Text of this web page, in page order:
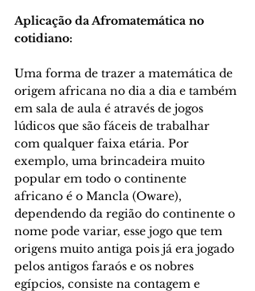
Aplicação da Afromatemática no
cotidiano:
Uma forma de trazer a matemática de
origem africana no dia a dia e também
em sala de aula é através de jogos
lúdicos que são fáceis de trabalhar
com qualquer faixa etária. Por
exemplo, uma brincadeira muito
popular em todo o continente
africano é o Mancla (Oware),
dependendo da região do continente o
nome pode variar, esse jogo que tem
origens muito antiga pois já era jogado
pelos antigos faraós e os nobres
egípcios, consiste na contagem e